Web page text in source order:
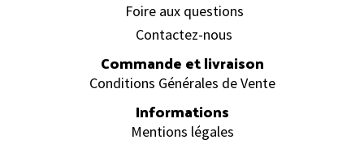
Foire aux questions
Contactez-nous
Commande et livraison
Conditions Générales de Vente
Informations
Mentions légales